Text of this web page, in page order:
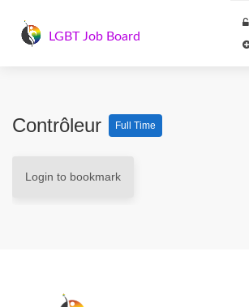
LGBT Job Board
Contrôleur Full Time
Login to bookmark